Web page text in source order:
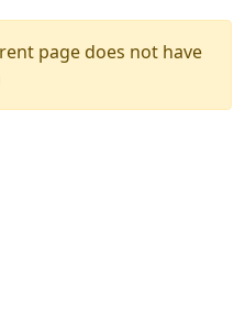
page does not have